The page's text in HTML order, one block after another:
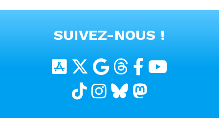
#alpine #a390
SUIVEZ-NOUS !